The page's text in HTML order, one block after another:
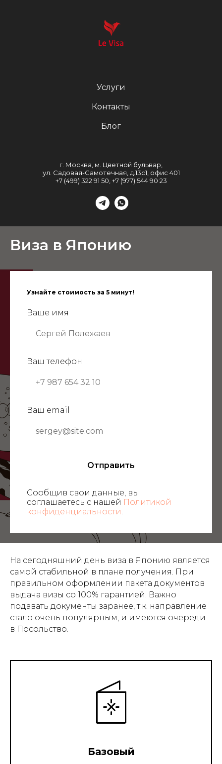
Услуги
Контакты
Блог
г. Москва, м. Цветной бульвар,
ул. Садовая-Самотечная, д.13с1, офис 401
+7 (499) 322 91 50, +7 (977) 544 90 23
Виза в Японию
Узнайте стоимость за 5 минут!
Ваше имя
Ваш телефон
Ваш email
Отправить
Сообщив свои данные, вы
соглашаетесь с нашей Политикой
конфиденциальности
На сегодняшний день виза в Японию является
самой стабильной в плане получения. При
правильном оформлении пакета документов
выдача визы со 100% гарантией. Важно
подавать документы заранее, т.к. направление
стало очень популярным, и имеются очереди
в Посольство.
Базовый